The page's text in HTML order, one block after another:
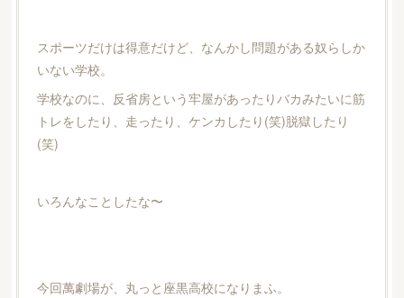
スポーツだけは得意だけど、なんかし問題がある奴らしか
いない学校。
学校なのに、反省房という牢屋があったりバカみたいに筋
トレをしたり、走ったり、ケンカしたり(笑)脱獄したり
(笑)
いろんなことしたな〜
今回萬劇場が、丸っと座黒高校になりまふ。